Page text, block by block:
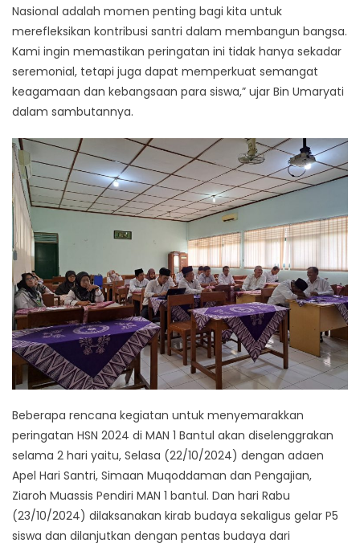
Nasional adalah momen penting bagi kita untuk
merefleksikan kontribusi santri dalam membangun bangsa.
Kami ingin memastikan peringatan ini tidak hanya sekadar
seremonial, tetapi juga dapat memperkuat semangat
keagamaan dan kebangsaan para siswa,” ujar Bin Umaryati
dalam sambutannya.
Beberapa rencana kegiatan untuk menyemarakkan
peringatan HSN 2024 di MAN 1 Bantul akan diselenggrakan
selama 2 hari yaitu, Selasa (22/10/2024) dengan adaen
Apel Hari Santri, Simaan Muqoddaman dan Pengajian,
Ziaroh Muassis Pendiri MAN 1 bantul. Dan hari Rabu
(23/10/2024) dilaksanakan kirab budaya sekaligus gelar P5
siswa dan dilanjutkan dengan pentas budaya dari